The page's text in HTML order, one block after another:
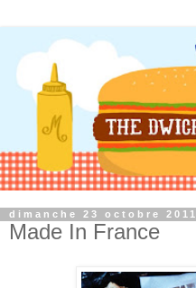
dimanche 23 octobre 2011
Made In France